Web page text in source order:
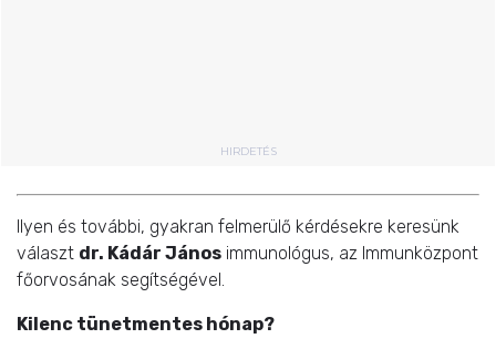
HIRDETÉS
Ilyen és további, gyakran felmerülő kérdésekre keresünk
választ dr. Kádár János immunológus, az Immunközpont
főorvosának segítségével.
Kilenc tünetmentes hónap?